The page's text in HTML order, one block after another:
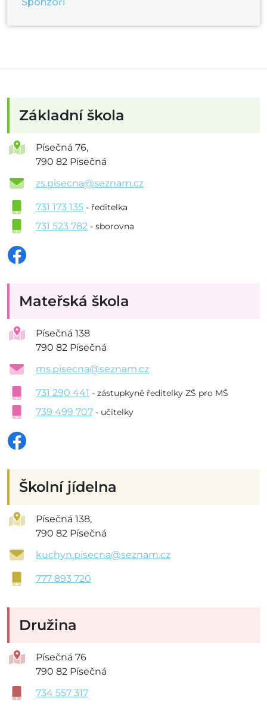
Základní škola
Písečná 76,
790 82 Písečná
zs.pisecna@seznam.cz
731 173 135 - ředitelka
731 523 782 - sborovna
Mateřská škola
Písečná 138
790 82 Písečná
ms.pisecna@seznam.cz
731 290 441 - zástupkyně ředitelky ZŠ pro MŠ
739 499 707 - učitelky
Školní jídelna
Písečná 138,
790 82 Písečná
kuchyn.pisecna@seznam.cz
777 893 720
Družina
Písečná 76
790 82 Písečná
734 557 317